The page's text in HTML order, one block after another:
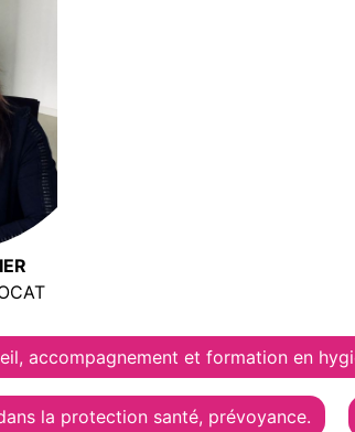
accompagnement et formation en
la protection santé, prévoyance.